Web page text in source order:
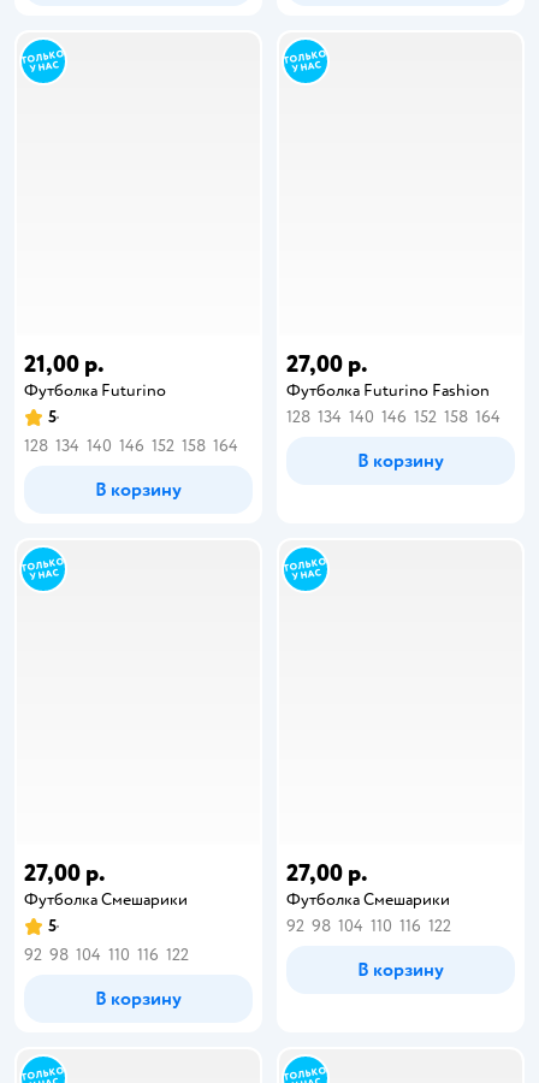
21,00 р.
Футболка Futurino
5
128 134 140 146 152 158 164
В корзину
27,00 р.
Футболка Futurino Fashion
128 134 140 146 152 158 164
В корзину
27,00 р.
Футболка Смешарики
5
92 98 104 110 116 122
В корзину
27,00 р.
Футболка Смешарики
92 98 104 110 116 122
В корзину